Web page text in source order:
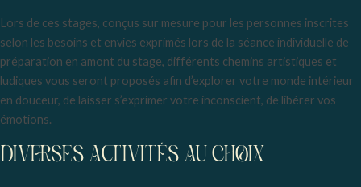
Lors de ces stages, conçus sur mesure pour les personnes inscrites
selon les besoins et envies exprimés lors de la séance individuelle de
préparation en amont du stage, différents chemins artistiques et
ludiques vous seront proposés afin d’explorer votre monde intérieur
en douceur, de laisser s’exprimer votre inconscient, de libérer vos
émotions.
DIVERSES ACTIVITÉS AU CHOIX